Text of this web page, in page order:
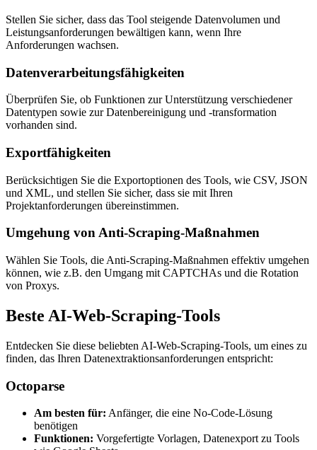
Stellen Sie sicher, dass das Tool steigende Datenvolumen und
Leistungsanforderungen bewältigen kann, wenn Ihre
Anforderungen wachsen.
Datenverarbeitungsfähigkeiten
Überprüfen Sie, ob Funktionen zur Unterstützung verschiedener
Datentypen sowie zur Datenbereinigung und -transformation
vorhanden sind.
Exportfähigkeiten
Berücksichtigen Sie die Exportoptionen des Tools, wie CSV, JSON
und XML, und stellen Sie sicher, dass sie mit Ihren
Projektanforderungen übereinstimmen.
Umgehung von Anti-Scraping-Maßnahmen
Wählen Sie Tools, die Anti-Scraping-Maßnahmen effektiv umgehen
können, wie z.B. den Umgang mit CAPTCHAs und die Rotation
von Proxys.
Beste AI-Web-Scraping-Tools
Entdecken Sie diese beliebten AI-Web-Scraping-Tools, um eines zu
finden, das Ihren Datenextraktionsanforderungen entspricht:
Octoparse
Am besten für: Anfänger, die eine No-Code-Lösung
benötigen
Funktionen: Vorgefertigte Vorlagen, Datenexport zu Tools